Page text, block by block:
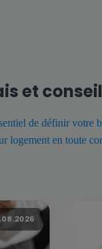
et
de définir votre
logement en toute